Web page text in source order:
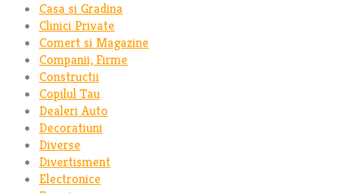
Casa si Gradina
Clinici Private
Comert si Magazine
Companii, Firme
Constructii
Copilul Tau
Dealeri Auto
Decoratiuni
Diverse
Divertisment
Electronice